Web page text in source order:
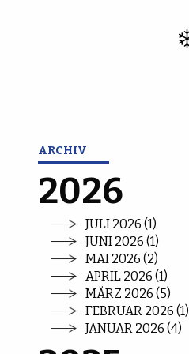
ARCHIV
2026
JULI 2026 (1)
JUNI 2026 (1)
MAI 2026 (2)
APRIL 2026 (1)
MÄRZ 2026 (5)
FEBRUAR 2026 (1)
JANUAR 2026 (4)